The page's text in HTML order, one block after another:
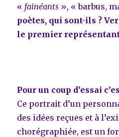
« fainéants », « barbus,
poètes, qui sont-ils ?
le premier
Pour un coup d’essai
Ce portrait d’un
des idées reçues et à
chorégraphiée, est un